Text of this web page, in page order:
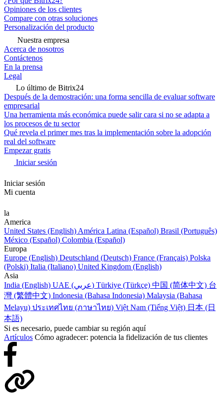
Opiniones de los clientes
Compare con otras soluciones
Personalización del producto
Nuestra empresa
Acerca de nosotros
Contáctenos
En la prensa
Legal
Lo último de Bitrix24
Después de la demostración: una forma sencilla de evaluar software
empresarial
Una herramienta más económica puede salir cara si no se adapta a
los procesos de tu sector
Qué revela el primer mes tras la implementación sobre la adopción
real del software
Empezar gratis
Iniciar sesión
Iniciar sesión
Mi cuenta
la
America
United States (English) América Latina (Español) Brasil (Português)
México (Español) Colombia (Español)
Europa
Europe (English) Deutschland (Deutsch) France (Français) Polska
(Polski) Italia (Italiano) United Kingdom (English)
Asia
India (English)
UAE (عربي) Türkiye (Türkçe) 中国 (简体中文) 台
灣 (繁體中文) Indonesia (Bahasa Indonesia) Malaysia (Bahasa
Melayu) ประเทศไทย (ภาษาไทย) Việt Nam (Tiếng Việt) 日本 (日
本語)
Si es necesario, puede cambiar su región aquí
Artículos Cómo agradecer: potencia la fidelización de tus clientes